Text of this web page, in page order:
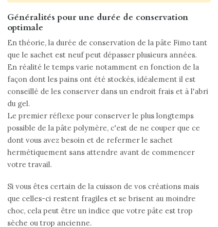
Généralités pour une durée de conservation
optimale
En théorie, la durée de conservation de la pâte Fimo tant
que le sachet est neuf peut dépasser plusieurs années.
En réalité le temps varie notamment en fonction de la
façon dont les pains ont été stockés, idéalement il est
conseillé de les conserver dans un endroit frais et à l'abri
du gel.
Le premier réflexe pour conserver le plus longtemps
possible de la pâte polymère, c'est de ne couper que ce
dont vous avez besoin et de refermer le sachet
hermétiquement sans attendre avant de commencer
votre travail.
Si vous êtes certain de la cuisson de vos créations mais
que celles-ci restent fragiles et se brisent au moindre
choc, cela peut être un indice que votre pâte est trop
sèche ou trop ancienne.